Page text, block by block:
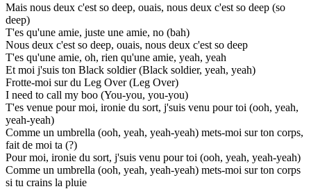
Mais nous deux c'est so deep, ouais, nous deux c'est so deep (so
deep)
T'es qu'une amie, juste une amie, no (bah)
Nous deux c'est so deep, ouais, nous deux c'est so deep
T'es qu'une amie, oh, rien qu'une amie, yeah, yeah
Et moi j'suis ton Black soldier (Black soldier, yeah, yeah)
Frotte-moi sur du Leg Over (Leg Over)
I need to call my boo (You-you, you-you)
T'es venue pour moi, ironie du sort, j'suis venu pour toi (ooh, yeah,
yeah-yeah)
Comme un umbrella (ooh, yeah, yeah-yeah) mets-moi sur ton corps,
fait de moi ta (?)
Pour moi, ironie du sort, j'suis venu pour toi (ooh, yeah, yeah-yeah)
Comme un umbrella (ooh, yeah, yeah-yeah) mets-moi sur ton corps
si tu crains la pluie